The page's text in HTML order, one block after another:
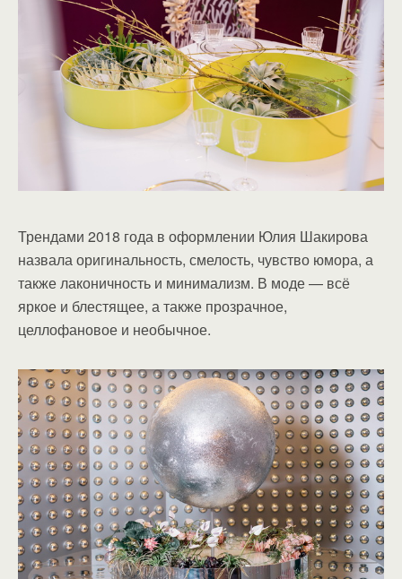
Трендами 2018 года в оформлении Юлия Шакирова
назвала оригинальность, смелость, чувство юмора, а
также лаконичность и минимализм. В моде — всё
яркое и блестящее, а также прозрачное,
целлофановое и необычное.